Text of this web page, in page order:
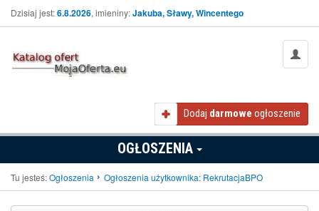
Dzisiaj jest:6.8.2026, imieniny:Jakuba, Sławy, Wincentego
Dodaj darmowe ogłoszenie
OGŁOSZENIA
Tu jesteś:Ogłoszenia Ogłoszenia użytkownika: RekrutacjaBPO